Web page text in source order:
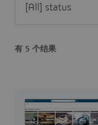
有 5 个结果